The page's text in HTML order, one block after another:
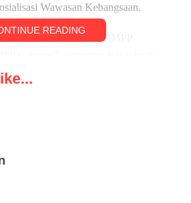
Wawasan Kebangsaan.
Komandan Brigadir LMPP
BATIN AZHAR, Anggota
TANGGAMUS dan para anggota
Kabid POLDANRI Ibu
Babinsa Dwisusanto,
READING